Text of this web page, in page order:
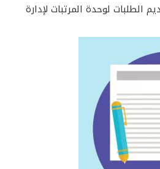
الطلبات لوحدة المرتبات لإدارة